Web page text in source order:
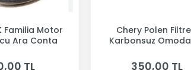
Familia Motor
Ara Conta
TL
Chery Polen Filtresi
Karbonsuz Omoda 5 /
Jaecoo 7
350,00 TL